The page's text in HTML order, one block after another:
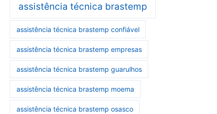
assistência técnica brastemp
assistência técnica brastemp confiável
assistência técnica brastemp empresas
assistência técnica brastemp guarulhos
assistência técnica brastemp moema
assistência técnica brastemp osasco